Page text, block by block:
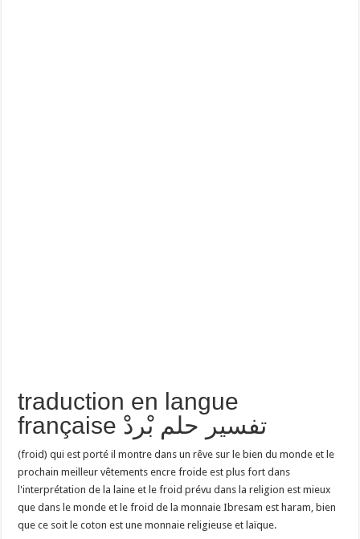
traduction en langue
française تفسير حلم بْردْ
(froid) qui est porté il montre dans un rêve sur le bien du monde et le
prochain meilleur vêtements encre froide est plus fort dans
l'interprétation de la laine et le froid prévu dans la religion est mieux
que dans le monde et le froid de la monnaie Ibresam est haram, bien
que ce soit le coton est une monnaie religieuse et laïque.